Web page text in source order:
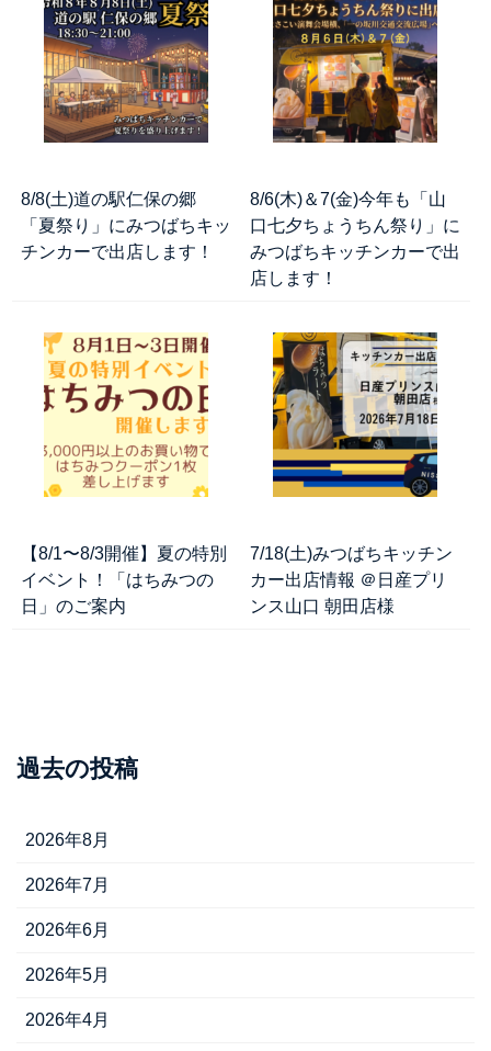
8/8(土)道の駅仁保の郷
「夏祭り」にみつばちキッ
チンカーで出店します！
8/6(木)＆7(金)今年も「山
口七夕ちょうちん祭り」に
みつばちキッチンカーで出
店します！
【8/1〜8/3開催】夏の特別
イベント！「はちみつの
日」のご案内
7/18(土)みつばちキッチン
カー出店情報 ＠日産プリ
ンス山口 朝田店様
過去の投稿
2026年8月
2026年7月
2026年6月
2026年5月
2026年4月